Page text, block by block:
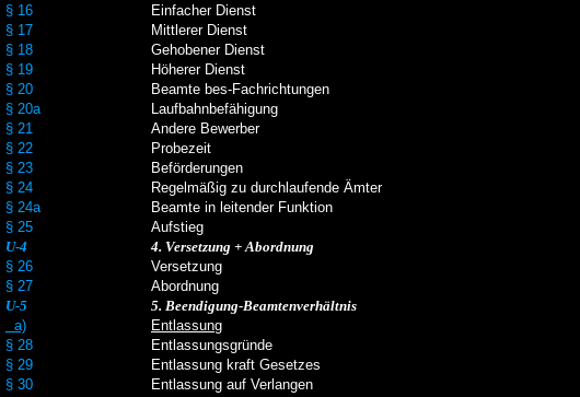
§ 16
§ 17
§ 18
§ 19
§ 20
§ 20a
§ 21
§ 22
§ 23
§ 24
§ 24a
§ 25
Einfacher Dienst
Mittlerer Dienst
Gehobener Dienst
Höherer Dienst
Beamte bes-Fachrichtungen
Laufbahnbefähigung
Andere Bewerber
Probezeit
Beförderungen
Regelmäßig zu durchlaufende Ämter
Beamte in leitender Funktion
Aufstieg
U-4
4. Versetzung + Abordnung
§ 26
§ 27
Versetzung
Abordnung
U-5
5. Beendigung-Beamtenverhältnis
a)
§ 28
§ 29
§ 30
Entlassung
Entlassungsgründe
Entlassung kraft Gesetzes
Entlassung auf Verlangen